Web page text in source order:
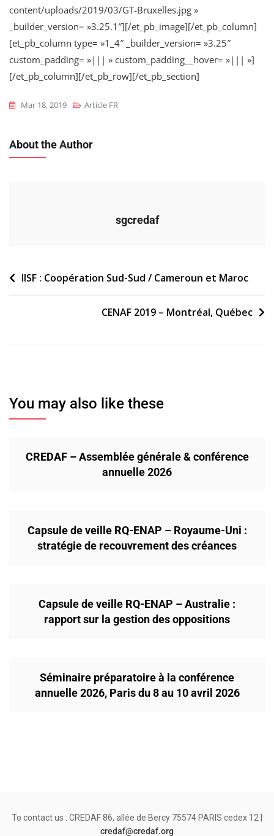
content/uploads/2019/03/GT-Bruxelles.jpg »
_builder_version= »3.25.1″][/et_pb_image][/et_pb_column]
[et_pb_column type= »1_4″ _builder_version= »3.25″
custom_padding= »||| » custom_padding__hover= »||| »]
[/et_pb_column][/et_pb_row][/et_pb_section]
Mar 18, 2019 Article FR
About the Author
sgcredaf
Navigation
IISF : Coopération Sud-Sud / Cameroun et Maroc
CENAF 2019 – Montréal, Québec
You may also like these
CREDAF – Assemblée générale & conférence
annuelle 2026
Capsule de veille RQ-ENAP – Royaume-Uni :
stratégie de recouvrement des créances
Capsule de veille RQ-ENAP – Australie :
rapport sur la gestion des oppositions
Séminaire préparatoire à la conférence
annuelle 2026, Paris du 8 au 10 avril 2026
To contact us : CREDAF 86, allée de Bercy 75574 PARIS cedex 12 |
credaf@credaf.org